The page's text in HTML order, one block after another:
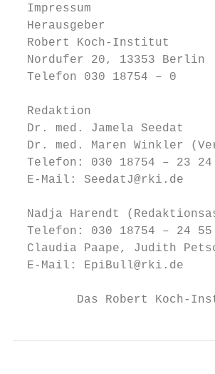
  Impressum
Herausgeber
Robert Koch-Institut
Nordufer 20, 13353 Berlin
  Telefon 030 18754 – 0
Redaktion
  Dr. med. Jamela Seedat
Dr. med. Maren Winkler
Telefon: 030 18754 – 23
  E-Mail: SeedatJ@rki.de
Nadja Harendt
  Telefon: 030 18754 – 24 55
Claudia Paape, Judith
  E-Mail: EpiBull@rki.de
Das Robert Koch-